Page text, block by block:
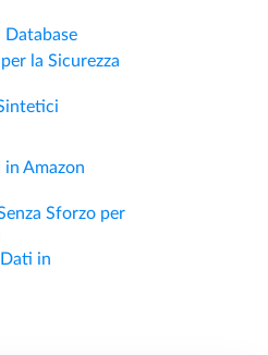
Database
la Sicurezza
Amazon
Sforzo per
in